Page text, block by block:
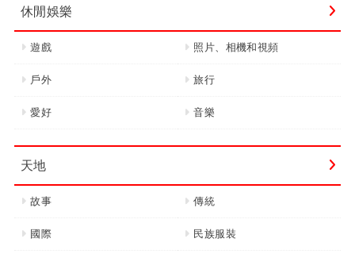
休閒娛樂
遊戲 照片、相機和視頻
戶外 旅行
愛好 音樂
天地
故事 傳統
國際 民族服裝